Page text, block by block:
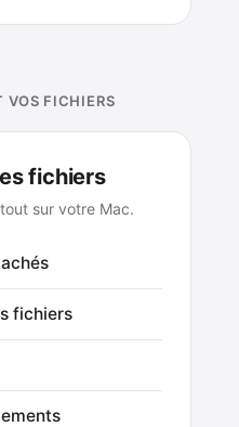
VOS FICHIERS
fichiers
sur votre Mac.
fichiers